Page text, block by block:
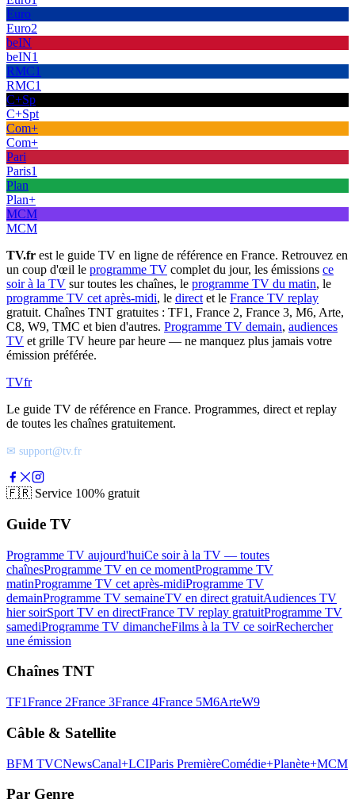
Euro
Euro2
beIN
beIN1
RMC1
RMC1
C+Sp
C+Spt
Com+
Com+
Pari
Paris1
Plan
Plan+
MCM
MCM
TV.fr est le guide TV en ligne de référence en France. Retrouvez en
un coup d'œil le programme TV complet du jour, les émissions ce
soir à la TV sur toutes les chaînes, le programme TV du matin, le
programme TV cet après-midi, le direct et le France TV replay
gratuit. Chaînes TNT gratuites : TF1, France 2, France 3, M6, Arte,
C8, W9, TMC et bien d'autres. Programme TV demain, audiences
TV et grille TV heure par heure — ne manquez plus jamais votre
émission préférée.
TVfr
Le guide TV de référence en France. Programmes, direct et replay
de toutes les chaînes gratuitement.
✉ support@tv.fr
🇫🇷 Service 100% gratuit
Guide TV
Programme TV aujourd'huiCe soir à la TV — toutes
chaînesProgramme TV en ce momentProgramme TV
matinProgramme TV cet après-midiProgramme TV
demainProgramme TV semaineTV en direct gratuitAudiences TV
hier soirSport TV en directFrance TV replay gratuitProgramme TV
samediProgramme TV dimancheFilms à la TV ce soirRechercher
une émission
Chaînes TNT
TF1France 2France 3France 4France 5M6ArteW9
Câble & Satellite
BFM TVCNewsCanal+LCIParis PremièreComédie+Planète+MCM
Par Genre